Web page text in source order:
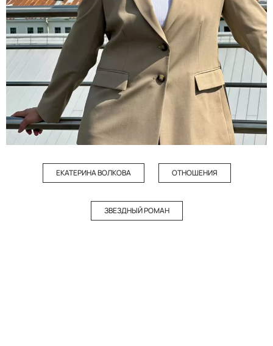
ЕКАТЕРИНА ВОЛКОВА ОТНОШЕНИЯ
ЗВЕЗДНЫЙ РОМАН